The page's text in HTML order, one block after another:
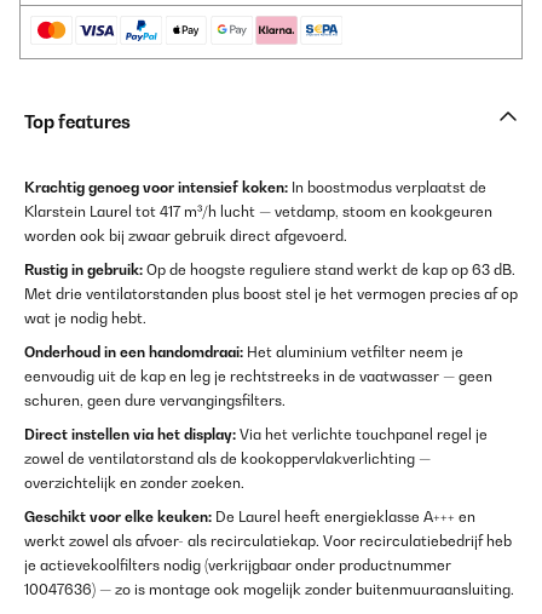
Top features
Krachtig genoeg voor intensief koken: In boostmodus verplaatst de
Klarstein Laurel tot 417 m³/h lucht — vetdamp, stoom en kookgeuren
worden ook bij zwaar gebruik direct afgevoerd.
Rustig in gebruik: Op de hoogste reguliere stand werkt de kap op 63 dB.
Met drie ventilatorstanden plus boost stel je het vermogen precies af op
wat je nodig hebt.
Onderhoud in een handomdraai: Het aluminium vetfilter neem je
eenvoudig uit de kap en leg je rechtstreeks in de vaatwasser — geen
schuren, geen dure vervangingsfilters.
Direct instellen via het display: Via het verlichte touchpanel regel je
zowel de ventilatorstand als de kookoppervlakverlichting —
overzichtelijk en zonder zoeken.
Geschikt voor elke keuken: De Laurel heeft energieklasse A+++ en
werkt zowel als afvoer- als recirculatiekap. Voor recirculatiebedrijf heb
je actievekoolfilters nodig (verkrijgbaar onder productnummer
10047636) — zo is montage ook mogelijk zonder buitenmuuraansluiting.